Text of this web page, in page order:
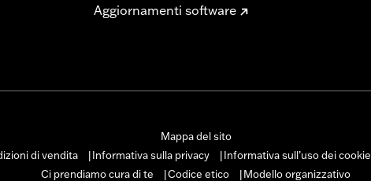
Aggiornamenti software
Mappa del sito
di vendita Informativa sulla privacy Informativa sull’uso dei cookie
Ci prendiamo cura di te
Codice etico Modello organizzativo